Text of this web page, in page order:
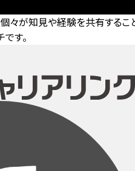
々が知見や経験を共有するこ
す。